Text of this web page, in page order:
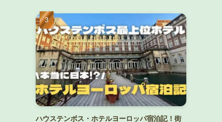
ハウステンボス・ホテルヨーロッパ宿泊記！街